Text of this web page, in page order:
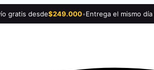
gratis desde$249.000•Entrega el mismo